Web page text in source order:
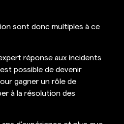
sont donc multiples à ce
réponse aux incidents
possible de devenir
gagner un rôle de
à la résolution des